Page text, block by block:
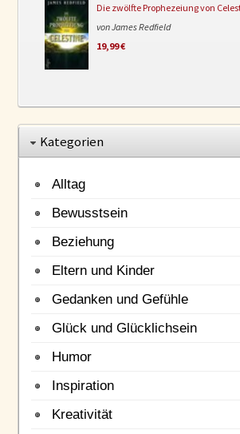
Die zwölfte Prophezeiung von
von James Redfield
19,99 €
Kategorien
Alltag
Bewusstsein
Beziehung
Eltern und Kinder
Gedanken und Gefühle
Glück und Glücklichsein
Humor
Inspiration
Kreativität